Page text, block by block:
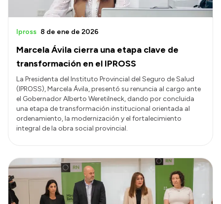
Marcela Ávila cierra una etapa clave de
transformación en el IPROSS
Ipross 8 de ene de 2026
La Presidenta del Instituto Provincial del Seguro de Salud
(IPROSS), Marcela Ávila, presentó su renuncia al cargo ante
el Gobernador Alberto Weretilneck, dando por concluida
una etapa de transformación institucional orientada al
ordenamiento, la modernización y el fortalecimiento
integral de la obra social provincial.